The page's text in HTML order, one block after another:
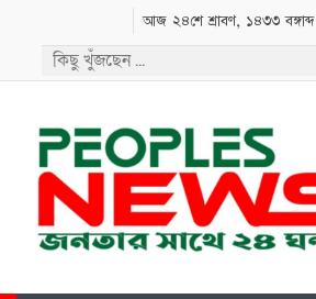
আজ ২৪শে শ্রাবণ, ১৪৩৩ বঙ্গাব্দ